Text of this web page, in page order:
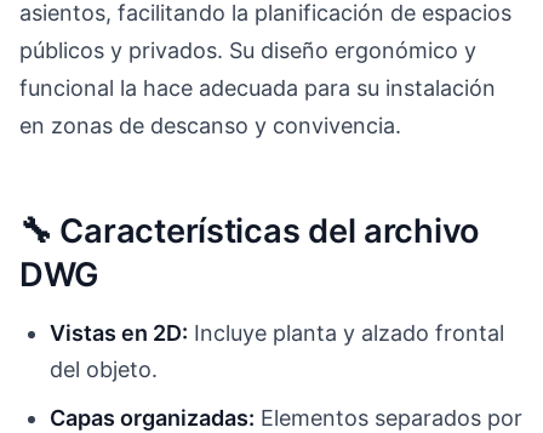
asientos, facilitando la planificación de espacios
públicos y privados. Su diseño ergonómico y
funcional la hace adecuada para su instalación
en zonas de descanso y convivencia.
🔧 Características del archivo
DWG
Vistas en 2D: Incluye planta y alzado frontal
del objeto.
Capas organizadas: Elementos separados por